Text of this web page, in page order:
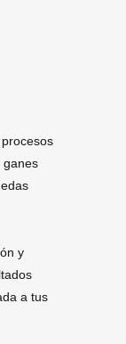
ganes
y
a tus